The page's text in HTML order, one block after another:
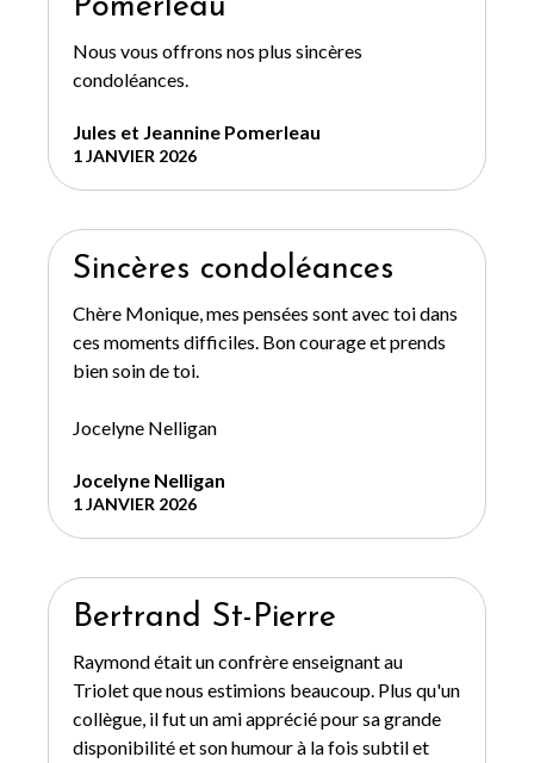
Pomerleau
Nous vous offrons nos plus sincères
condoléances.
Jules et Jeannine Pomerleau
1 JANVIER 2026
Sincères condoléances
Chère Monique, mes pensées sont avec toi dans
ces moments difficiles. Bon courage et prends
bien soin de toi.
Jocelyne Nelligan
Jocelyne Nelligan
1 JANVIER 2026
Bertrand St-Pierre
Raymond était un confrère enseignant au
Triolet que nous estimions beaucoup. Plus qu'un
collègue, il fut un ami apprécié pour sa grande
disponibilité et son humour à la fois subtil et